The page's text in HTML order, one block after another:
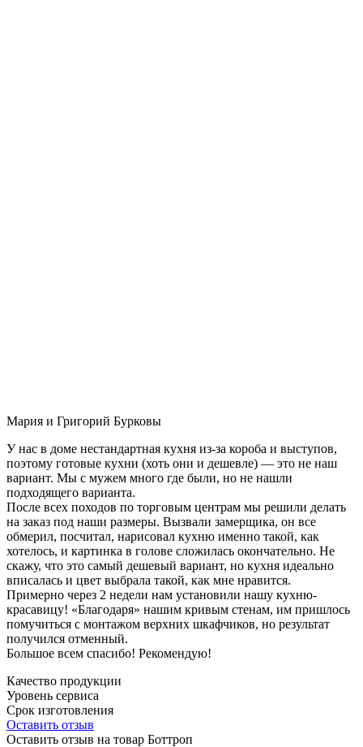
Мария и Григорий Бурковы
У нас в доме нестандартная кухня из-за короба и выступов,
поэтому готовые кухни (хоть они и дешевле) — это не наш
вариант. Мы с мужем много где были, но не нашли
подходящего варианта.
После всех походов по торговым центрам мы решили делать
на заказ под наши размеры. Вызвали замерщика, он все
обмерил, посчитал, нарисовал кухню именно такой, как
хотелось, и картинка в голове сложилась окончательно. Не
скажу, что это самый дешевый вариант, но кухня идеально
вписалась и цвет выбрала такой, как мне нравится.
Примерно через 2 недели нам установили нашу кухню-
красавицу! «Благодаря» нашим кривым стенам, им пришлось
помучиться с монтажом верхних шкафчиков, но результат
получился отменный.
Большое всем спасибо! Рекомендую!
Качество продукции
Уровень сервиса
Срок изготовления
Оставить отзыв
Оставить отзыв на товар Боттроп